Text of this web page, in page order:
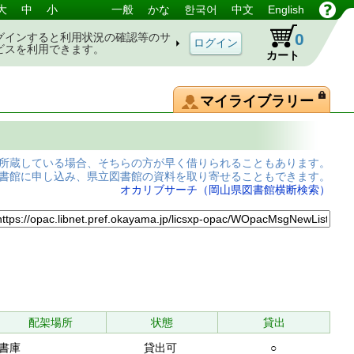
中 小 一般 かな 한국어 中文 English
インすると利用状況の確認等のサ
スを利用できます。
カート
0
マイライブラリー
蔵している場合、そちらの方が早く借りられることもあります。
館に申し込み、県立図書館の資料を取り寄せることもできます。
オカリブサーチ（岡山県図書館横断検索）
配架場所 状態
貸出
庫
貸出可 ○